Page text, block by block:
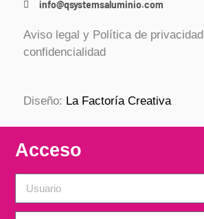
info@qsystemsaluminio.com
Aviso legal y Política de privacidad
confidencialidad
Diseño: La Factoría Creativa
Acceso